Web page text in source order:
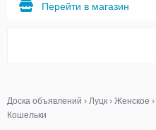
Перейти в магазин
Доска объявлений › Луцк › Женское ›
Кошельки